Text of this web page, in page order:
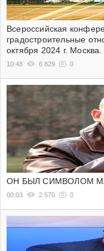
Всероссийская
градостроительные
октября 2024 г. Москва.
10:48 6 829 0
ОН БЫЛ СИМВОЛОМ
00:03 2 570 0